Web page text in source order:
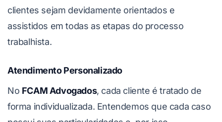
clientes sejam devidamente orientados e
assistidos em todas as etapas do processo
trabalhista.
Atendimento Personalizado
No FCAM Advogados, cada cliente é tratado de
forma individualizada. Entendemos que cada caso